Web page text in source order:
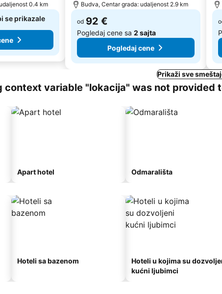
0.4 km
se prikazale
Budva, Centar grada: udaljenost 2.9 km
od 92 €
Pogledaj cene sa 2 sajta
Pogledaj cene
Prikaži sve
context variable "lokacija" was not provided
Apart hotel Odmarališta
Hoteli sa bazenom
Hoteli u kojima su
kućni ljubimci